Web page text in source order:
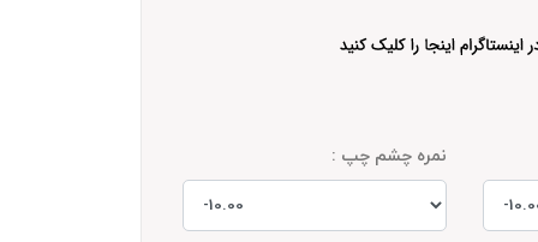
نمره چشم چپ :